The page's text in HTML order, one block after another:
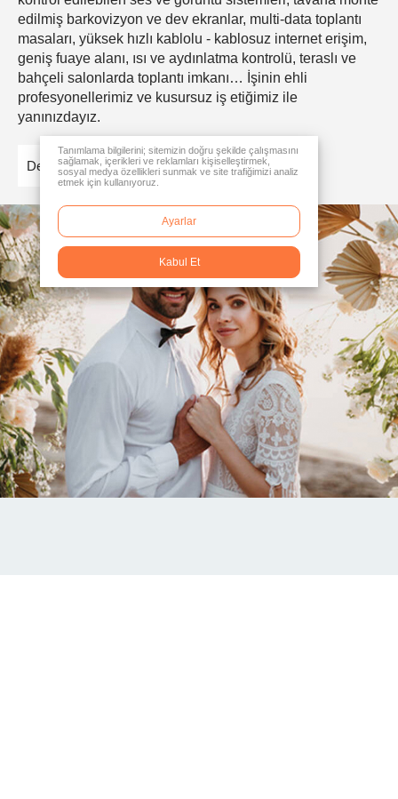
edilmiş barkovizyon ve dev ekranlar, multi-data toplantı
masaları, yüksek hızlı kablolu - kablosuz internet erişim,
geniş fuaye alanı, ısı ve aydınlatma kontrolü, teraslı ve
bahçeli salonlarda toplantı imkanı… İşinin ehli
profesyonellerimiz ve kusursuz iş etiğimiz ile
yanınızdayız.
Detaylar
Tanımlama bilgilerini; sitemizin doğru şekilde çalışmasını
sağlamak, içerikleri ve reklamları kişiselleştirmek,
sosyal medya özellikleri sunmak ve site trafiğimizi analiz
etmek için kullanıyoruz.
Ayarlar
Kabul Et